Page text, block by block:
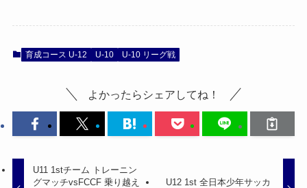
育成コース U-12 U-10 U-10 リーグ戦
よかったらシェアしてね！
U11 1stチーム トレーニン
グマッチvsFCCF 乗り越え
U12 1st 全日本少年サッカ